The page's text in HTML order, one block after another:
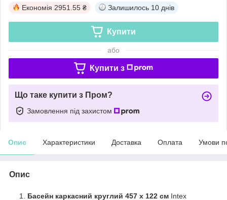
Економія 2951.55 ₴ Залишилось 10 днів
Купити
або
Купити з
Що таке купити з Пром?
Замовлення під захистом
Опис Характеристики Доставка Оплата Умови
Опис
Басейн каркасний круглий 457 x 122 см Intex